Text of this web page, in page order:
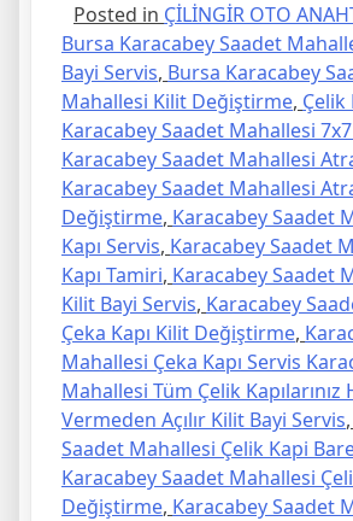
Posted in ÇİLİNGİR OTO
Bursa Karacabey Saadet
Bayi Servis, Bursa Karacabey
Mahallesi Kilit Değiştirme, Çelik
Karacabey Saadet Mahallesi
Karacabey Saadet Mahallesi
Karacabey Saadet Mahallesi
Değiştirme, Karacabey Saadet
Kapı Servis, Karacabey Saadet
Kapı Tamiri, Karacabey Saadet
Kilit Bayi Servis, Karacabey
Çeka Kapı Kilit Değiştirme,
Mahallesi Çeka Kapı Servis
Mahallesi Tüm Çelik Kapılarınız
Vermeden Açılır Kilit Bayi Servis,
Saadet Mahallesi Çelik Kapi
Karacabey Saadet Mahallesi
Değiştirme, Karacabey Saadet